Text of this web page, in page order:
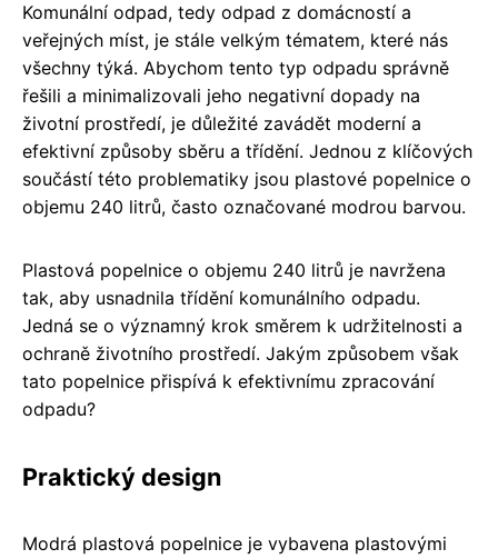
Komunální odpad, tedy odpad z domácností a
veřejných míst, je stále velkým tématem, které nás
všechny týká. Abychom tento typ odpadu správně
řešili a minimalizovali jeho negativní dopady na
životní prostředí, je důležité zavádět moderní a
efektivní způsoby sběru a třídění. Jednou z klíčových
součástí této problematiky jsou plastové popelnice o
objemu 240 litrů, často označované modrou barvou.
Plastová popelnice o objemu 240 litrů je navržena
tak, aby usnadnila třídění komunálního odpadu.
Jedná se o významný krok směrem k udržitelnosti a
ochraně životního prostředí. Jakým způsobem však
tato popelnice přispívá k efektivnímu zpracování
odpadu?
Praktický design
Modrá plastová popelnice je vybavena plastovými